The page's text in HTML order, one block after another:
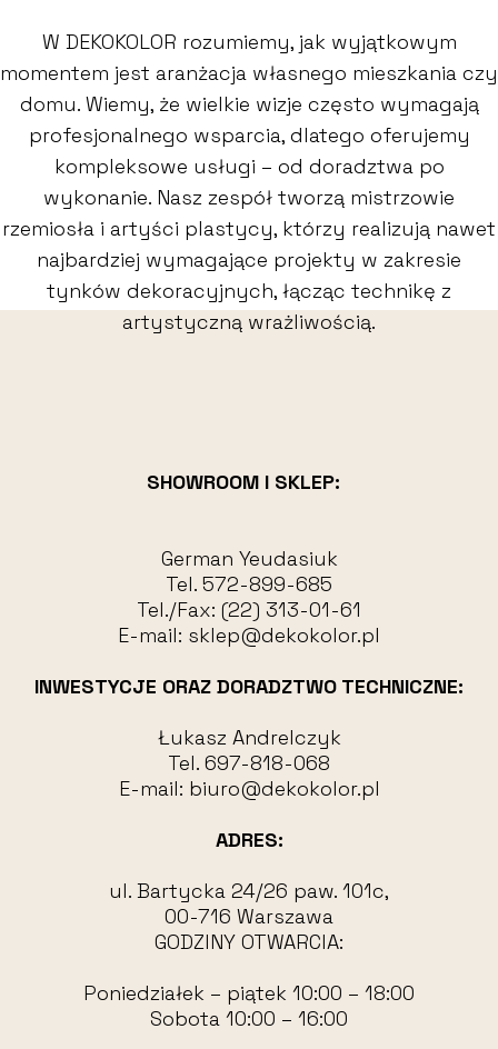
W DEKOKOLOR rozumiemy, jak wyjątkowym
momentem jest aranżacja własnego mieszkania czy
domu. Wiemy, że wielkie wizje często wymagają
profesjonalnego wsparcia, dlatego oferujemy
kompleksowe usługi – od doradztwa po
wykonanie. Nasz zespół tworzą mistrzowie
rzemiosła i artyści plastycy, którzy realizują nawet
najbardziej wymagające projekty w zakresie
tynków dekoracyjnych, łącząc technikę z
artystyczną wrażliwością.
SHOWROOM I SKLEP:
German Yeudasiuk
Tel. 572-899-685
Tel./Fax: (22) 313-01-61
E-mail: sklep@dekokolor.pl
INWESTYCJE ORAZ DORADZTWO TECHNICZNE:
Łukasz Andrelczyk
Tel. 697-818-068
E-mail: biuro@dekokolor.pl
ADRES:
ul. Bartycka 24/26 paw. 101c,
00-716 Warszawa
GODZINY OTWARCIA:
Poniedziałek – piątek 10:00 – 18:00
Sobota 10:00 – 16:00